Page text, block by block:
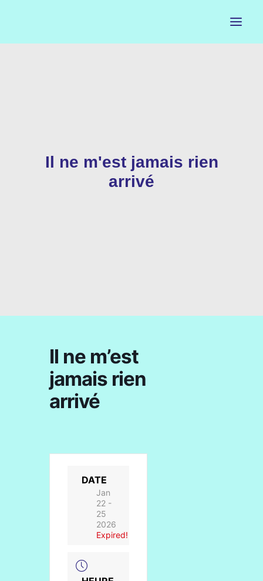
CALENDRIER
Il ne m'est jamais rien
arrivé
Il ne m’est
jamais rien
arrivé
DATE
Jan
22 -
25
2026
Expired!